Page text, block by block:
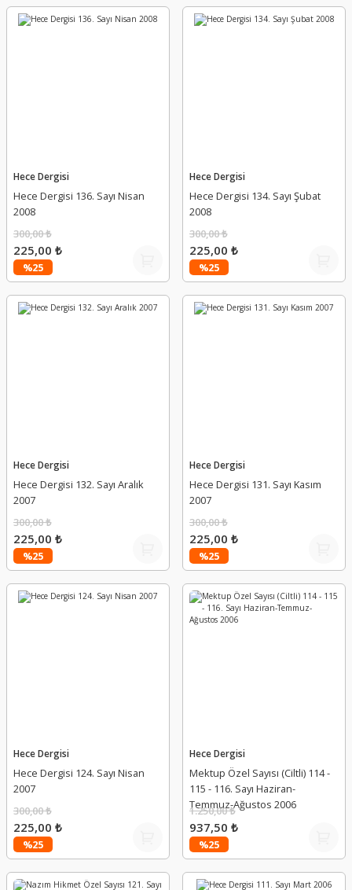
Hece Dergisi
Hece Dergisi 136. Sayı Nisan
2008
%25
300,00 ₺
225,00 ₺
Hece Dergisi
Hece Dergisi 134. Sayı Şubat
2008
%25
300,00 ₺
225,00 ₺
Hece Dergisi
Hece Dergisi 132. Sayı Aralık
2007
%25
300,00 ₺
225,00 ₺
Hece Dergisi
Hece Dergisi 131. Sayı Kasım
2007
%25
300,00 ₺
225,00 ₺
Hece Dergisi
Hece Dergisi 124. Sayı Nisan
2007
%25
300,00 ₺
225,00 ₺
Hece Dergisi
Mektup Özel Sayısı (Ciltli) 114 -
115 - 116. Sayı Haziran-
Temmuz-Ağustos 2006
%25
1.250,00 ₺
937,50 ₺